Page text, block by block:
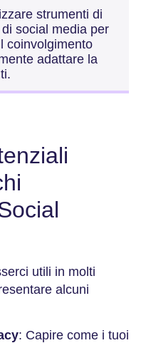
strumenti di
social media per
coinvolgimento
adattare la
utili in molti
alcuni
: Capire come i tuoi